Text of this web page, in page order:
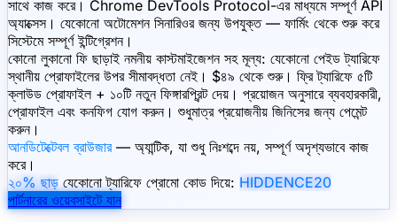
সাথে কাজ করে। Chrome DevTools Protocol-এর মাধ্যমে সম্পূর্ণ API
অ্যাক্সেস। যেকোনো অটোমেশন সিনারিওর জন্য উপযুক্ত — ফার্মিং থেকে শুরু করে
সিস্টেমে সম্পূর্ণ ইন্টিগ্রেশন।
কোনো লুকানো ফি ছাড়াই নমনীয় কাস্টমাইজেশন সহ মূল্য: যেকোনো পেইড ট্যারিফে
স্থানীয় প্রোফাইলের উপর সীমাবদ্ধতা নেই। $৪৯ থেকে শুরু। ফ্রি ট্যারিফে ৫টি
ক্লাউড প্রোফাইল + ১০টি নতুন ফিঙ্গারপ্রিন্ট দেয়। প্রয়োজন অনুসারে ব্যবহারকারী,
প্রোফাইল এবং কনফিগ যোগ করুন। শুধুমাত্র প্রয়োজনীয় জিনিসের জন্য পেমেন্ট
করুন।
আনডিটেক্টেবল ব্রাউজার — অ্যান্টিক, যা শুধু নিঃশব্দে নয়, সম্পূর্ণ অদৃশ্যভাবে কাজ
করে।
২০% ছাড় যেকোনো ট্যারিফে প্রোমো কোড দিয়ে: HIDDENCE20
পার্টনারের ওয়েবসাইটে যান